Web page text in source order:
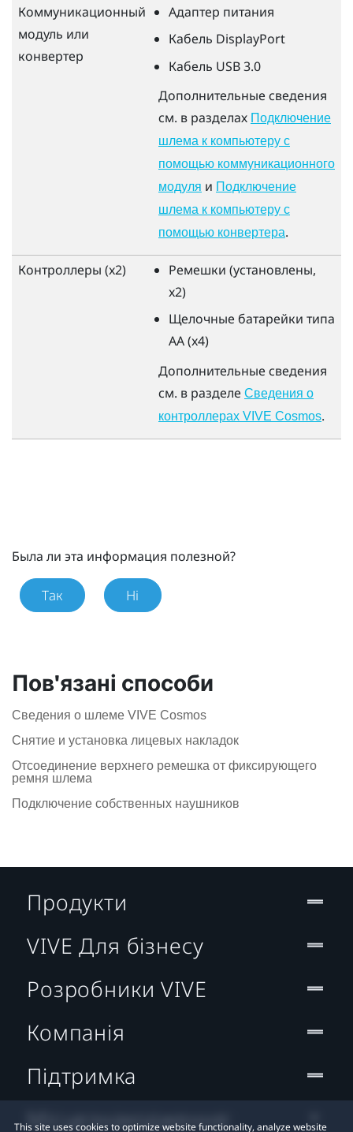
Коммуникационный
модуль или
конвертер
Адаптер питания
Кабель DisplayPort
Кабель USB 3.0
Дополнительные сведения
см. в разделах Подключение
шлема к компьютеру с
помощью коммуникационного
модуля и Подключение
шлема к компьютеру с
помощью конвертера.
Контроллеры (x2)
Ремешки (установлены,
x2)
Щелочные батарейки типа
AA (x4)
Дополнительные сведения
см. в разделе Сведения о
контроллерах VIVE Cosmos.
Была ли эта информация полезной?
Так Ні
Пов'язані способи
Сведения о шлеме VIVE Cosmos
Снятие и установка лицевых накладок
Отсоединение верхнего ремешка от фиксирующего
ремня шлема
Подключение собственных наушников
This site uses cookies to optimize website functionality, analyze website
Продукти
VIVE Для бізнесу
Розробники VIVE
Компанія
Підтримка
Місцезнаходження: